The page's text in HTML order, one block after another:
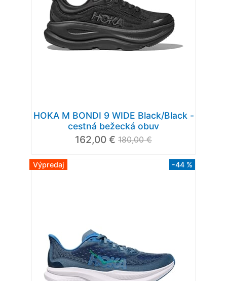
HOKA M BONDI 9 WIDE Black/Black -
cestná bežecká obuv
162,00 € 180,00 €
Výpredaj -44 %